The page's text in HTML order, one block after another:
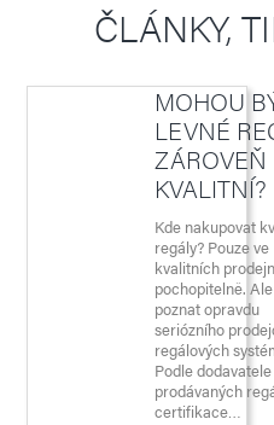
ČLÁNKY,
MOHOU
LEVNÉ
ZÁROVEŇ
KVALITNÍ?
Kde nakupovat
regály? Pouze ve
kvalitních
pochopitelně. Ale
poznat opravdu
seriózního
regálových
Podle dodavatele
prodávaných
certifikace…